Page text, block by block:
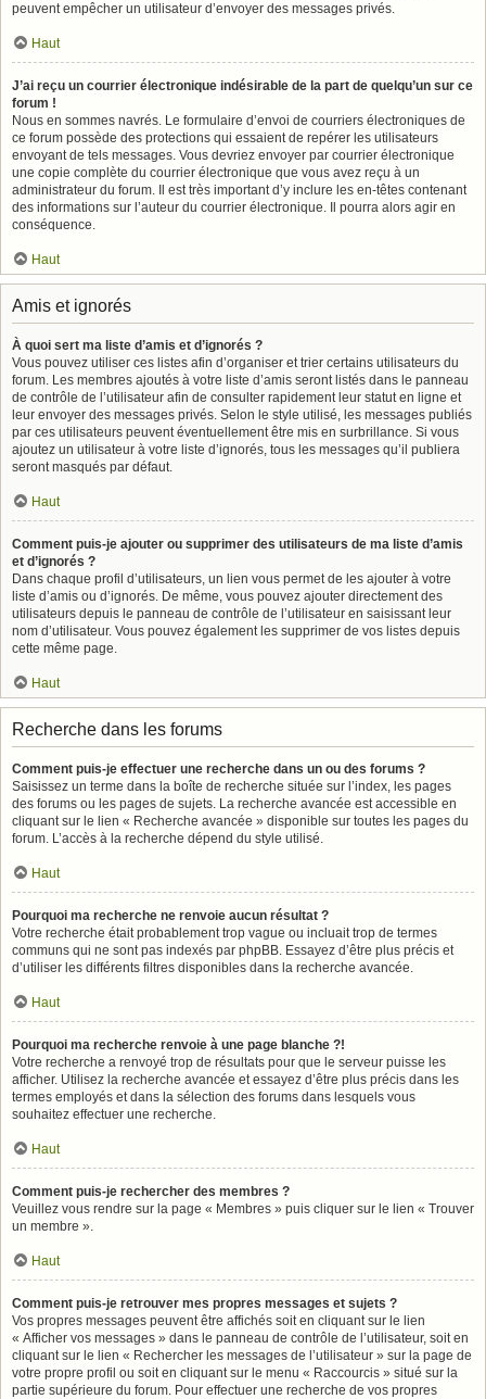
peuvent empêcher un utilisateur d’envoyer des messages privés.
Haut
J’ai reçu un courrier électronique indésirable de la part de quelqu’un sur ce
forum !
Nous en sommes navrés. Le formulaire d’envoi de courriers électroniques de
ce forum possède des protections qui essaient de repérer les utilisateurs
envoyant de tels messages. Vous devriez envoyer par courrier électronique
une copie complète du courrier électronique que vous avez reçu à un
administrateur du forum. Il est très important d’y inclure les en-têtes contenant
des informations sur l’auteur du courrier électronique. Il pourra alors agir en
conséquence.
Haut
Amis et ignorés
À quoi sert ma liste d’amis et d’ignorés ?
Vous pouvez utiliser ces listes afin d’organiser et trier certains utilisateurs du
forum. Les membres ajoutés à votre liste d’amis seront listés dans le panneau
de contrôle de l’utilisateur afin de consulter rapidement leur statut en ligne et
leur envoyer des messages privés. Selon le style utilisé, les messages publiés
par ces utilisateurs peuvent éventuellement être mis en surbrillance. Si vous
ajoutez un utilisateur à votre liste d’ignorés, tous les messages qu’il publiera
seront masqués par défaut.
Haut
Comment puis-je ajouter ou supprimer des utilisateurs de ma liste d’amis
et d’ignorés ?
Dans chaque profil d’utilisateurs, un lien vous permet de les ajouter à votre
liste d’amis ou d’ignorés. De même, vous pouvez ajouter directement des
utilisateurs depuis le panneau de contrôle de l’utilisateur en saisissant leur
nom d’utilisateur. Vous pouvez également les supprimer de vos listes depuis
cette même page.
Haut
Recherche dans les forums
Comment puis-je effectuer une recherche dans un ou des forums ?
Saisissez un terme dans la boîte de recherche située sur l’index, les pages
des forums ou les pages de sujets. La recherche avancée est accessible en
cliquant sur le lien « Recherche avancée » disponible sur toutes les pages du
forum. L’accès à la recherche dépend du style utilisé.
Haut
Pourquoi ma recherche ne renvoie aucun résultat ?
Votre recherche était probablement trop vague ou incluait trop de termes
communs qui ne sont pas indexés par phpBB. Essayez d’être plus précis et
d’utiliser les différents filtres disponibles dans la recherche avancée.
Haut
Pourquoi ma recherche renvoie à une page blanche ?!
Votre recherche a renvoyé trop de résultats pour que le serveur puisse les
afficher. Utilisez la recherche avancée et essayez d’être plus précis dans les
termes employés et dans la sélection des forums dans lesquels vous
souhaitez effectuer une recherche.
Haut
Comment puis-je rechercher des membres ?
Veuillez vous rendre sur la page « Membres » puis cliquer sur le lien « Trouver
un membre ».
Haut
Comment puis-je retrouver mes propres messages et sujets ?
Vos propres messages peuvent être affichés soit en cliquant sur le lien
« Afficher vos messages » dans le panneau de contrôle de l’utilisateur, soit en
cliquant sur le lien « Rechercher les messages de l’utilisateur » sur la page de
votre propre profil ou soit en cliquant sur le menu « Raccourcis » situé sur la
partie supérieure du forum. Pour effectuer une recherche de vos propres